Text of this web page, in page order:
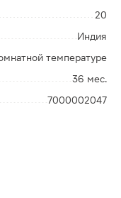
20
Индия
температуре
36 мес.
7000002047